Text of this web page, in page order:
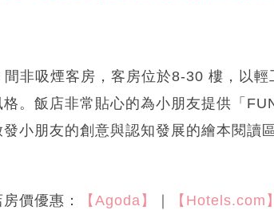
非吸煙客房，客房位於8-30 樓，以
。飯店非常貼心的為小朋友提供「
小朋友的創意與認知發展的繪本閱讀
價優惠： 【Agoda】 【Hotels.com】